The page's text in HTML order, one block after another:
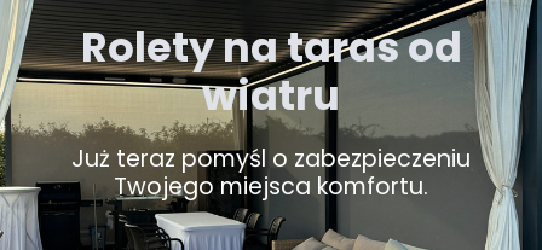
Rolety na taras od
wiatru
Już teraz pomyśl o zabezpieczeniu
Twojego miejsca komfortu.